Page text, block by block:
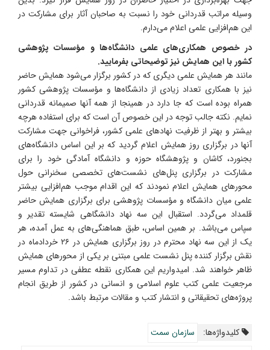
وسیله مراتب قدردانی خود را نسبت به صاحبان آثار برای مشارکت در
این هم‌افزایی علمی اعلام می‌دارم.
در خصوص همکاری‌های علمی دانشگاه‌ها و مؤسسات پژوهشی
کشور با این همایش نیز توضیحاتی بفرمایید.
مانند هر همایش علمی دیگری که در کشور برگزار می‌شود همایش حاضر
نیز با همکاری تعداد زیادی از دانشگاه‌ها و مؤسسات پژوهشی کشور
همراه بوده است که جا دارد در همینجا از همه آنها صمیمانه قدردانی
نمایم. نکته جالب توجه در این خصوص آن است که برای استفاده هرچه
بیشتر و بهتر از ظرفیت نهادهای علمی کشور، فراخوانی جهت مشارکت
آنها در برگزاری روز همایش اعلام گردید که بر این اساس دانشگاه‌های
بجنورد، کاشان و پژوهشگاه حوزه و دانشگاه آمادگی خود را برای
مشارکت در برگزاری پنل‌های نشست‌های تخصصی سخنرانی حول
محورهای همایش اعلام نمودند که این اقدام موجب هم‌افزایی بیشتر
علمی میان دانشگاه و مؤسسات پژوهشی برای برگزاری همایش حاضر
قلمداد می‌گردد. استقبال این سه نهاد دانشگاهی شایسته تقدیر و
سپاس می‌باشد. بر همین اساس، طبق هماهنگی‌های به عمل آمده، هر
یک از این سه نهاد محترم در روز برگزاری همایش در ۲۶ خردادماه در
نقش برگزار کننده پنل نشست علمی مبتنی بر یکی از محورهای همایش
ظاهر خواهند شد. امیدواریم این همکاری نقطه عطفی در تداوم مسیر
مرجعیت علمی کتب علوم اسلامی و انسانی در کشور از طریق انجام
پروژه‌های تحقیقاتی و انتشار کتب و مقالات مرتبط باشد.
کلیدواژه‌ها:
سازمان سمت